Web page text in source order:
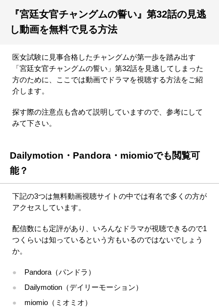
『宮廷女官チャングムの誓い』第32話の見逃
し動画を無料で見る方法
医女試験に見事合格したチャングムが第一歩を踏み出す
「宮廷女官チャングムの誓い」第32話を見逃してしまった
方のために、ここでは動画でドラマを視聴する方法をご紹
介します。
探す際の注意点も含めて説明していますので、参考にして
みて下さい。
Dailymotion・Pandora・miomioでも閲覧可
能？
下記の3つは無料動画視聴サイトの中では有名で多くの方が
アクセスしています。
配信数にも定評があり、いろんなドラマが視聴できるので1
つくらいは知っているという方もいるのではないでしょう
か。
Pandora（パンドラ）
Dailymotion（デイリーモーション）
miomio（ミオミオ）